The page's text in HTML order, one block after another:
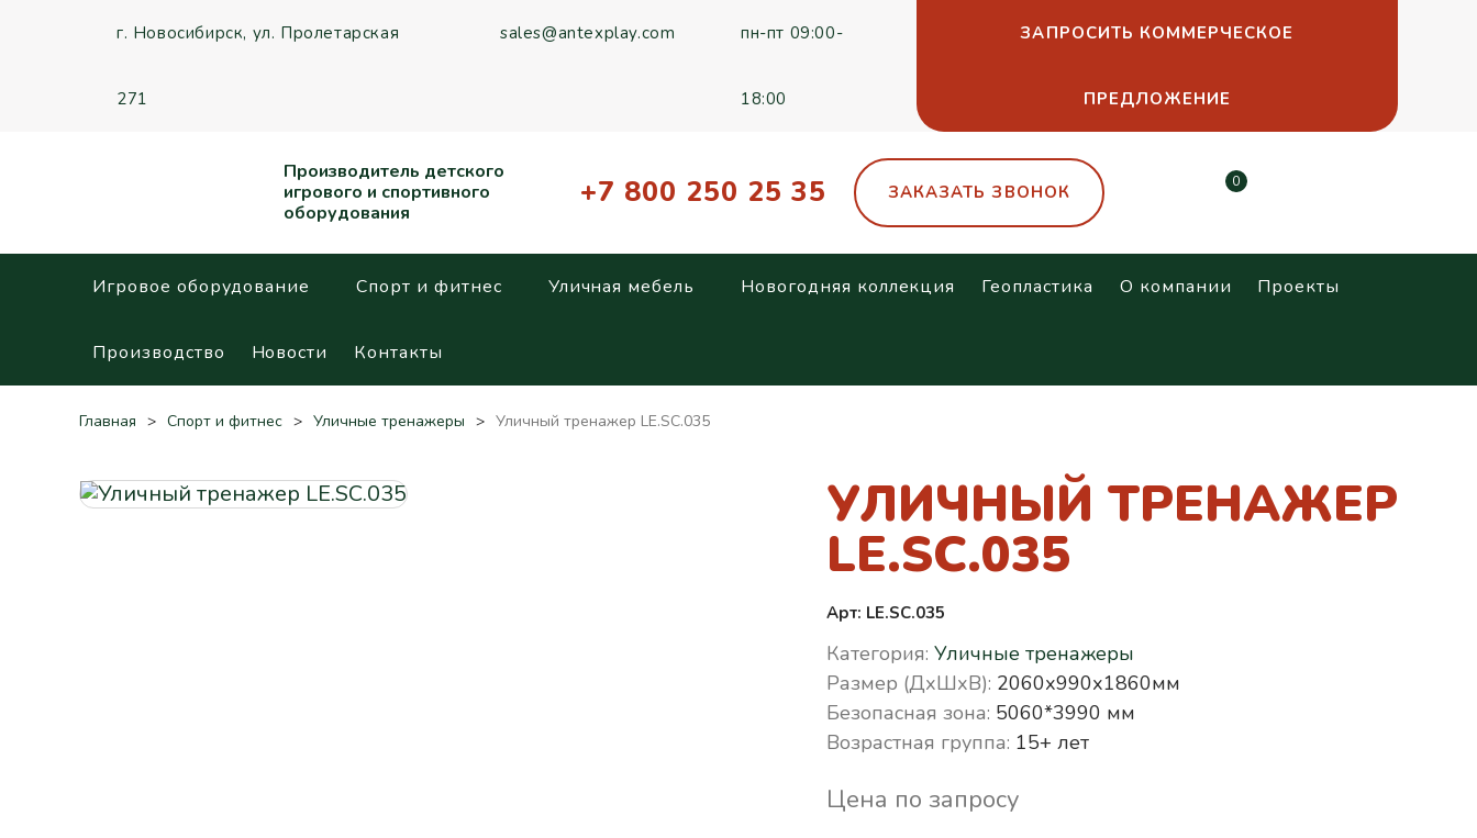
г. Новосибирск, ул. Пролетарская
271
sales@antexplay.com пн-пт 09:00-
18:00
ЗАПРОСИТЬ КОММЕРЧЕСКОЕ
ПРЕДЛОЖЕНИЕ
Производитель детского
игрового и спортивного
оборудования
+7 800 250 25 35 ЗАКАЗАТЬ ЗВОНОК 0
Игровое оборудование Спорт и фитнес Уличная мебель Новогодняя коллекция Геопластика О компании Проекты
Производство Новости Контакты
Главная Спорт и фитнес Уличные тренажеры Уличный тренажер LE.SC.035
УЛИЧНЫЙ ТРЕНАЖЕР
LE.SC.035
Арт: LE.SC.035
Категория: Уличные тренажеры
Размер (ДхШхВ): 2060х990х1860мм
Безопасная зона: 5060*3990 мм
Возрастная группа: 15+ лет
Цена по запросу